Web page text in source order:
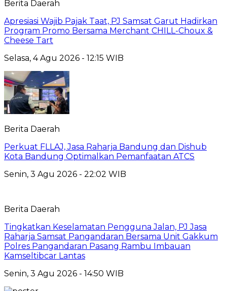
Berita Daerah
Apresiasi Wajib Pajak Taat, PJ Samsat Garut Hadirkan
Program Promo Bersama Merchant CHILL-Choux &
Cheese Tart
Selasa, 4 Agu 2026 - 12:15 WIB
Berita Daerah
Perkuat FLLAJ, Jasa Raharja Bandung dan Dishub
Kota Bandung Optimalkan Pemanfaatan ATCS
Senin, 3 Agu 2026 - 22:02 WIB
Berita Daerah
Tingkatkan Keselamatan Pengguna Jalan, PJ Jasa
Raharja Samsat Pangandaran Bersama Unit Gakkum
Polres Pangandaran Pasang Rambu Imbauan
Kamseltibcar Lantas
Senin, 3 Agu 2026 - 14:50 WIB